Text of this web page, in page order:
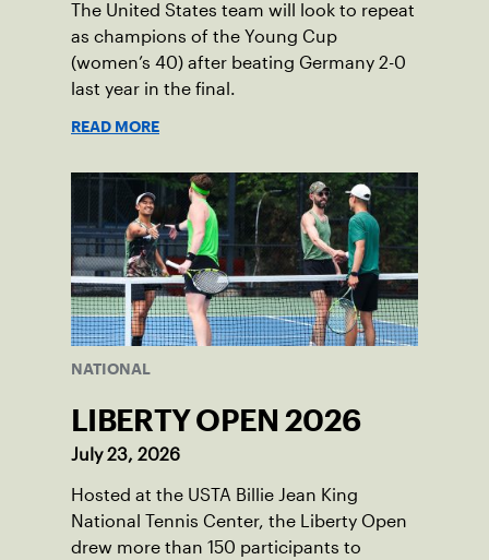
The United States team will look to repeat
as champions of the Young Cup
(women’s 40) after beating Germany 2-0
last year in the final.
READ MORE
NATIONAL
LIBERTY OPEN 2026
July 23, 2026
Hosted at the USTA Billie Jean King
National Tennis Center, the Liberty Open
drew more than 150 participants to